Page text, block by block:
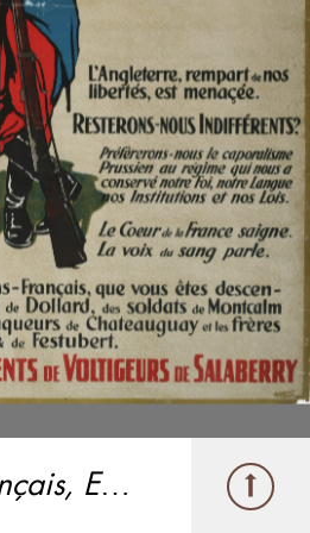
Canadiens-Français, Enrôlez-Vous!